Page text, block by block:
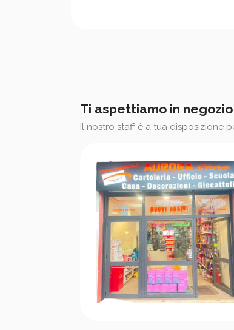
Ti aspettiamo in negozio
Il nostro staff è a tua disposizione